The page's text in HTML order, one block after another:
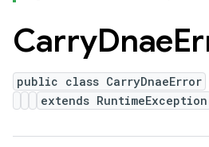
CarryDnae
public class CarryDnaeError
extends RuntimeException